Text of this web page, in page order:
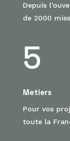
Depuis
de 2000
5
Metiers
Pour vos
toute la